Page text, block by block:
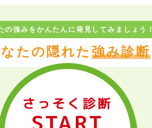
の強みをかんたんに発見してみましょう！
たの隠れた強み診断
さっそく診断